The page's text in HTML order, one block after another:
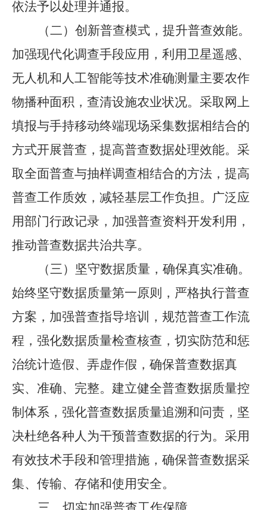
依法予以处理并通报。
（二）创新普查模式，提升普查效能。
加强现代化调查手段应用，利用卫星遥感、
无人机和人工智能等技术准确测量主要农作
物播种面积，查清设施农业状况。采取网上
填报与手持移动终端现场采集数据相结合的
方式开展普查，提高普查数据处理效能。采
取全面普查与抽样调查相结合的方法，提高
普查工作质效，减轻基层工作负担。广泛应
用部门行政记录，加强普查资料开发利用，
推动普查数据共治共享。
（三）坚守数据质量，确保真实准确。
始终坚守数据质量第一原则，严格执行普查
方案，加强普查指导培训，规范普查工作流
程，强化数据质量检查核查，切实防范和惩
治统计造假、弄虚作假，确保普查数据真
实、准确、完整。建立健全普查数据质量控
制体系，强化普查数据质量追溯和问责，坚
决杜绝各种人为干预普查数据的行为。采用
有效技术手段和管理措施，确保普查数据采
集、传输、存储和使用安全。